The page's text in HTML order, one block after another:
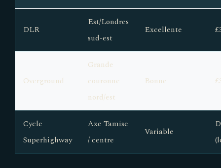
DLR
Est/Londres
sud-est
Excellente
Overground
Grande
couronne
nord/est
Bonne
Cycle
Superhighway
Axe Tamise
/ centre
Variable